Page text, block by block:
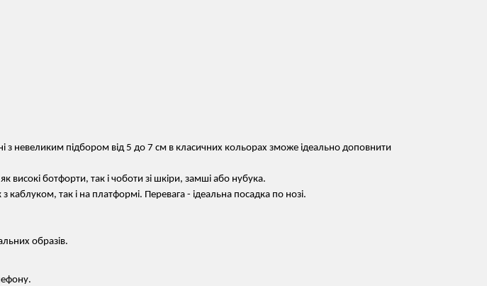
з невеликим підбором від 5 до 7 см в класичних кольорах зможе ідеально доповнити
ботфорти, так і чоботи зі шкіри, замші або нубука.
каблуком, так і на платформі. Перевага - ідеальна посадка по нозі.
образів.